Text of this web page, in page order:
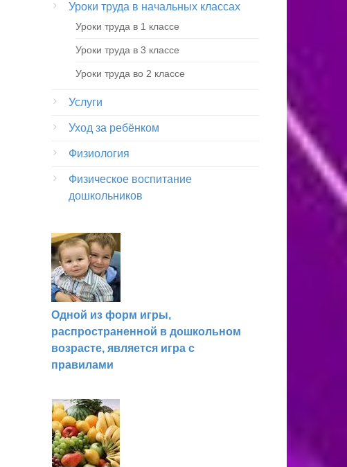
Уроки труда в начальных классах
Уроки труда в 1 классе
Уроки труда в 3 классе
Уроки труда во 2 классе
Услуги
Уход за ребёнком
Физиология
Физическое воспитание
дошкольников
Одной из форм игры,
распространенной в дошкольном
возрасте, является игра с
правилами